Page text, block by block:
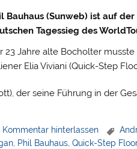
Bauhaus (Sunweb) ist auf
Tagessieg des
23 Jahre alte Bocholter
Elia Viviani (Quick-Step
der seine Führung in der
Kommentar hinterlassen
Phil Bauhaus ,Quick-Step